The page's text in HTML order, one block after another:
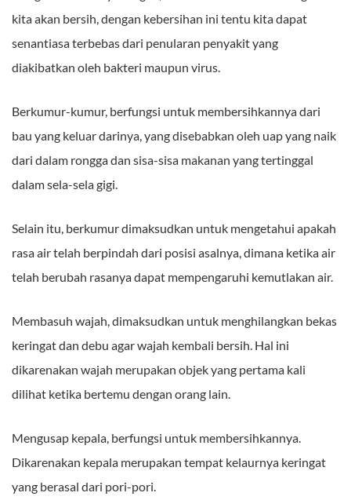
kita akan bersih, dengan kebersihan ini tentu kita dapat
senantiasa terbebas dari penularan penyakit yang
diakibatkan oleh bakteri maupun virus.
Berkumur-kumur, berfungsi untuk membersihkannya dari
bau yang keluar darinya, yang disebabkan oleh uap yang naik
dari dalam rongga dan sisa-sisa makanan yang tertinggal
dalam sela-sela gigi.
Selain itu, berkumur dimaksudkan untuk mengetahui apakah
rasa air telah berpindah dari posisi asalnya, dimana ketika air
telah berubah rasanya dapat mempengaruhi kemutlakan air.
Membasuh wajah, dimaksudkan untuk menghilangkan bekas
keringat dan debu agar wajah kembali bersih. Hal ini
dikarenakan wajah merupakan objek yang pertama kali
dilihat ketika bertemu dengan orang lain.
Mengusap kepala, berfungsi untuk membersihkannya.
Dikarenakan kepala merupakan tempat kelaurnya keringat
yang berasal dari pori-pori.